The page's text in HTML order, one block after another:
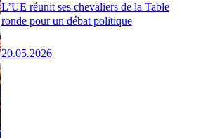
L’UE réunit ses chevaliers de la Table
ronde pour un débat politique
20.05.2026